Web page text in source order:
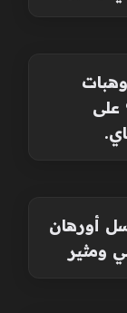
الرياح التي تصل إلى المستوى 9 على
من مسلسل أورهان
ومثير